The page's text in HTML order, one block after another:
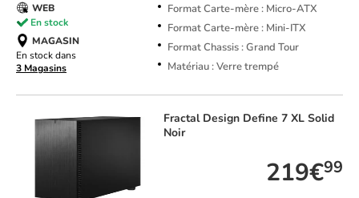
Format Carte-mère : Micro-ATX
Format Carte-mère : Mini-ITX
Format Chassis : Grand Tour
Matériau : Verre trempé
WEB
En stock
MAGASIN
En stock dans
3 Magasins
Fractal Design Define 7 XL Solid
Noir
219€99